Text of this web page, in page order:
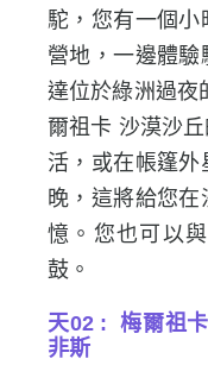
駝， 您有一個小
營地，一邊體驗
達位於綠洲過夜
爾祖卡 沙漠沙
活， 或在帳篷
晚， 這將給您在
憶。 您也可以
鼓。
天02 : 梅爾祖
非斯